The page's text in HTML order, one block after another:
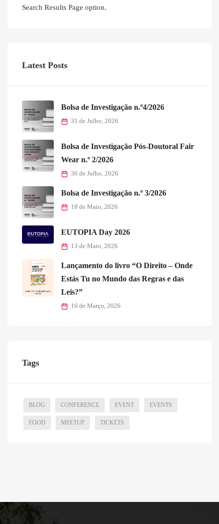
Search Results Page option.
Latest Posts
Bolsa de Investigação n.º4/2026
31 de Julho, 2026
Bolsa de Investigação Pós-Doutoral Fair
Wear n.º 2/2026
30 de Julho, 2026
Bolsa de Investigação n.º 3/2026
18 de Maio, 2026
EUTOPIA Day 2026
13 de Maio, 2026
Lançamento do livro “O Direito – Onde
Estás Tu no Mundo das Regras e das
Leis?”
16 de Março, 2026
Tags
BLOG CONFERENCE EVENT EVENTS
FOOD MEETUP TICKETS